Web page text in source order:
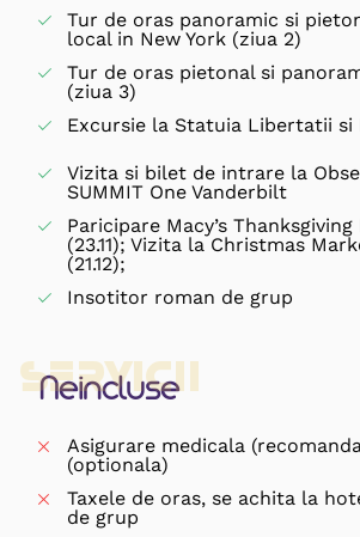
Tur de oras panoramic si
local in New York (ziua 2)
Tur de oras pietonal si
(ziua 3)
Excursie la Statuia Libertatii si
Vizita si bilet de intrare la
SUMMIT One Vanderbilt
Paricipare Macy’s Thanksgiving
(23.11); Vizita la Christmas
(21.12);
Insotitor roman de grup
Neincluse
Servicii
Asigurare medicala
(optionala)
Taxele de oras, se achita la
de grup